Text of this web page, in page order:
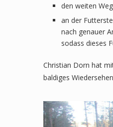
den weiten
an der
nach genauer
sodass dieses
Christian Dorn hat
baldiges